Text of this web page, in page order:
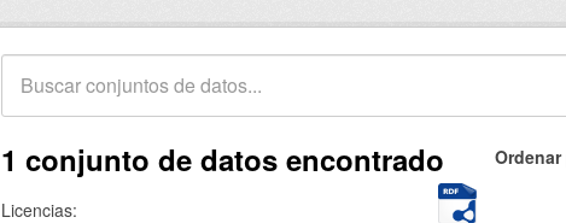
1 conjunto de datos encontrado
Licencias: